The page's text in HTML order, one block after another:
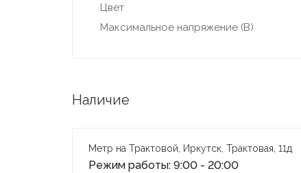
Цвет
Максимальное напряжение (В)
Наличие
Метр на Трактовой, Иркутск, Трактовая, 11д
Режим работы: 9:00 - 20:00